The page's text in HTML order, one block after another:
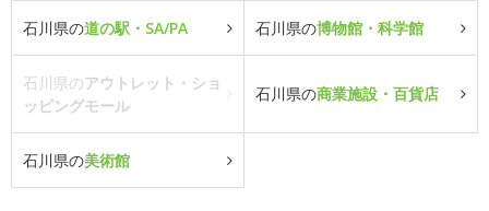
石川県の道の駅・SA/PA 石川県の博物館・科学館
石川県のアウトレット・ショ
ッピングモール
石川県の商業施設・百貨店
石川県の美術館